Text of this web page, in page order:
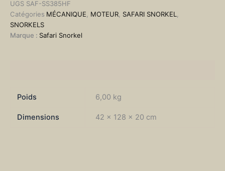
Discovery
3
UGS SAF-SS385HF
Catégories MÉCANIQUE MOTEUR SAFARI SNORKEL
SNORKELS
Marque : Safari Snorkel
Poids 6,00 kg
Dimensions 42 × 128 × 20 cm